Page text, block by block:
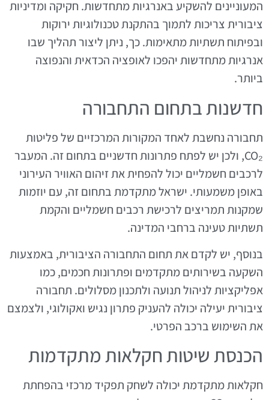
המעוניינים להשקיע באנרגיות מתחדשות. חקיקה ומדיניות
ציבורית צריכות לתמוך בהתקנת טכנולוגיות ירוקות
ובפיתוח תשתיות מתאימות. כך, ניתן ליצור תהליך שבו
אנרגיות מתחדשות יהפכו לאופציה הכדאית והנפוצה
ביותר.
חדשנות בתחום התחבורה
תחבורה נחשבת לאחד המקורות המרכזיים של פליטות
CO₂, ולכן יש לפתח פתרונות חדשניים בתחום זה. המעבר
לרכבים חשמליים יכול להפחית את זיהום האוויר העירוני
באופן משמעותי. ישראל מתקדמת בתחום זה, עם יוזמות
שמקנות תמריצים לרכישת רכבים חשמליים והקמת
תשתיות טעינה ברחבי המדינה.
בנוסף, יש לקדם את תחום התחבורה הציבורית, באמצעות
השקעה בשירותים מתקדמים ופתרונות חכמים, כמו
אפליקציות לניהול תנועה ולתכנון מסלולים. תחבורה
ציבורית יעילה יכולה להעניק פתרון נגיש ואקולוגי, ולצמצם
את השימוש ברכב הפרטי.
הכנסת שיטות חקלאות מתקדמות
חקלאות מתקדמת יכולה לשחק תפקיד מרכזי בהפחתת